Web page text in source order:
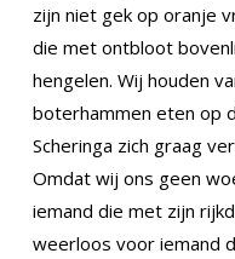
zijn niet gek op oranje
die met ontbloot
hengelen. Wij houden
boterhammen eten op
Scheringa zich graag
Omdat wij ons geen
iemand die met zijn
weerloos voor iemand